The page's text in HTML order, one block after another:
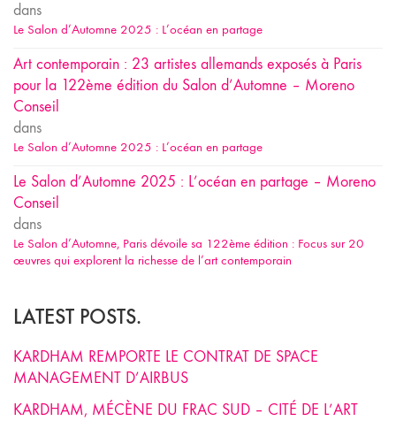
dans
Le Salon d’Automne 2025 : L’océan en partage
Art contemporain : 23 artistes allemands exposés à Paris
pour la 122ème édition du Salon d’Automne – Moreno
Conseil
dans
Le Salon d’Automne 2025 : L’océan en partage
Le Salon d’Automne 2025 : L’océan en partage – Moreno
Conseil
dans
Le Salon d’Automne, Paris dévoile sa 122ème édition : Focus sur 20
œuvres qui explorent la richesse de l’art contemporain
LATEST POSTS.
KARDHAM REMPORTE LE CONTRAT DE SPACE
MANAGEMENT D’AIRBUS
KARDHAM, MÉCÈNE DU FRAC SUD – CITÉ DE L’ART